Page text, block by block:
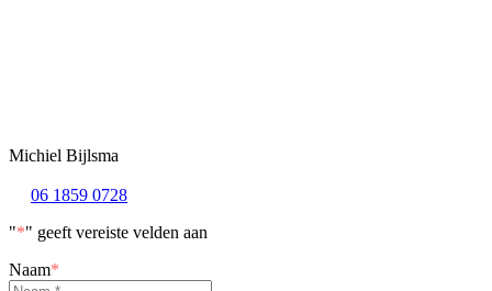
Michiel Bijlsma
06 1859 0728
"*" geeft vereiste velden aan
Naam*